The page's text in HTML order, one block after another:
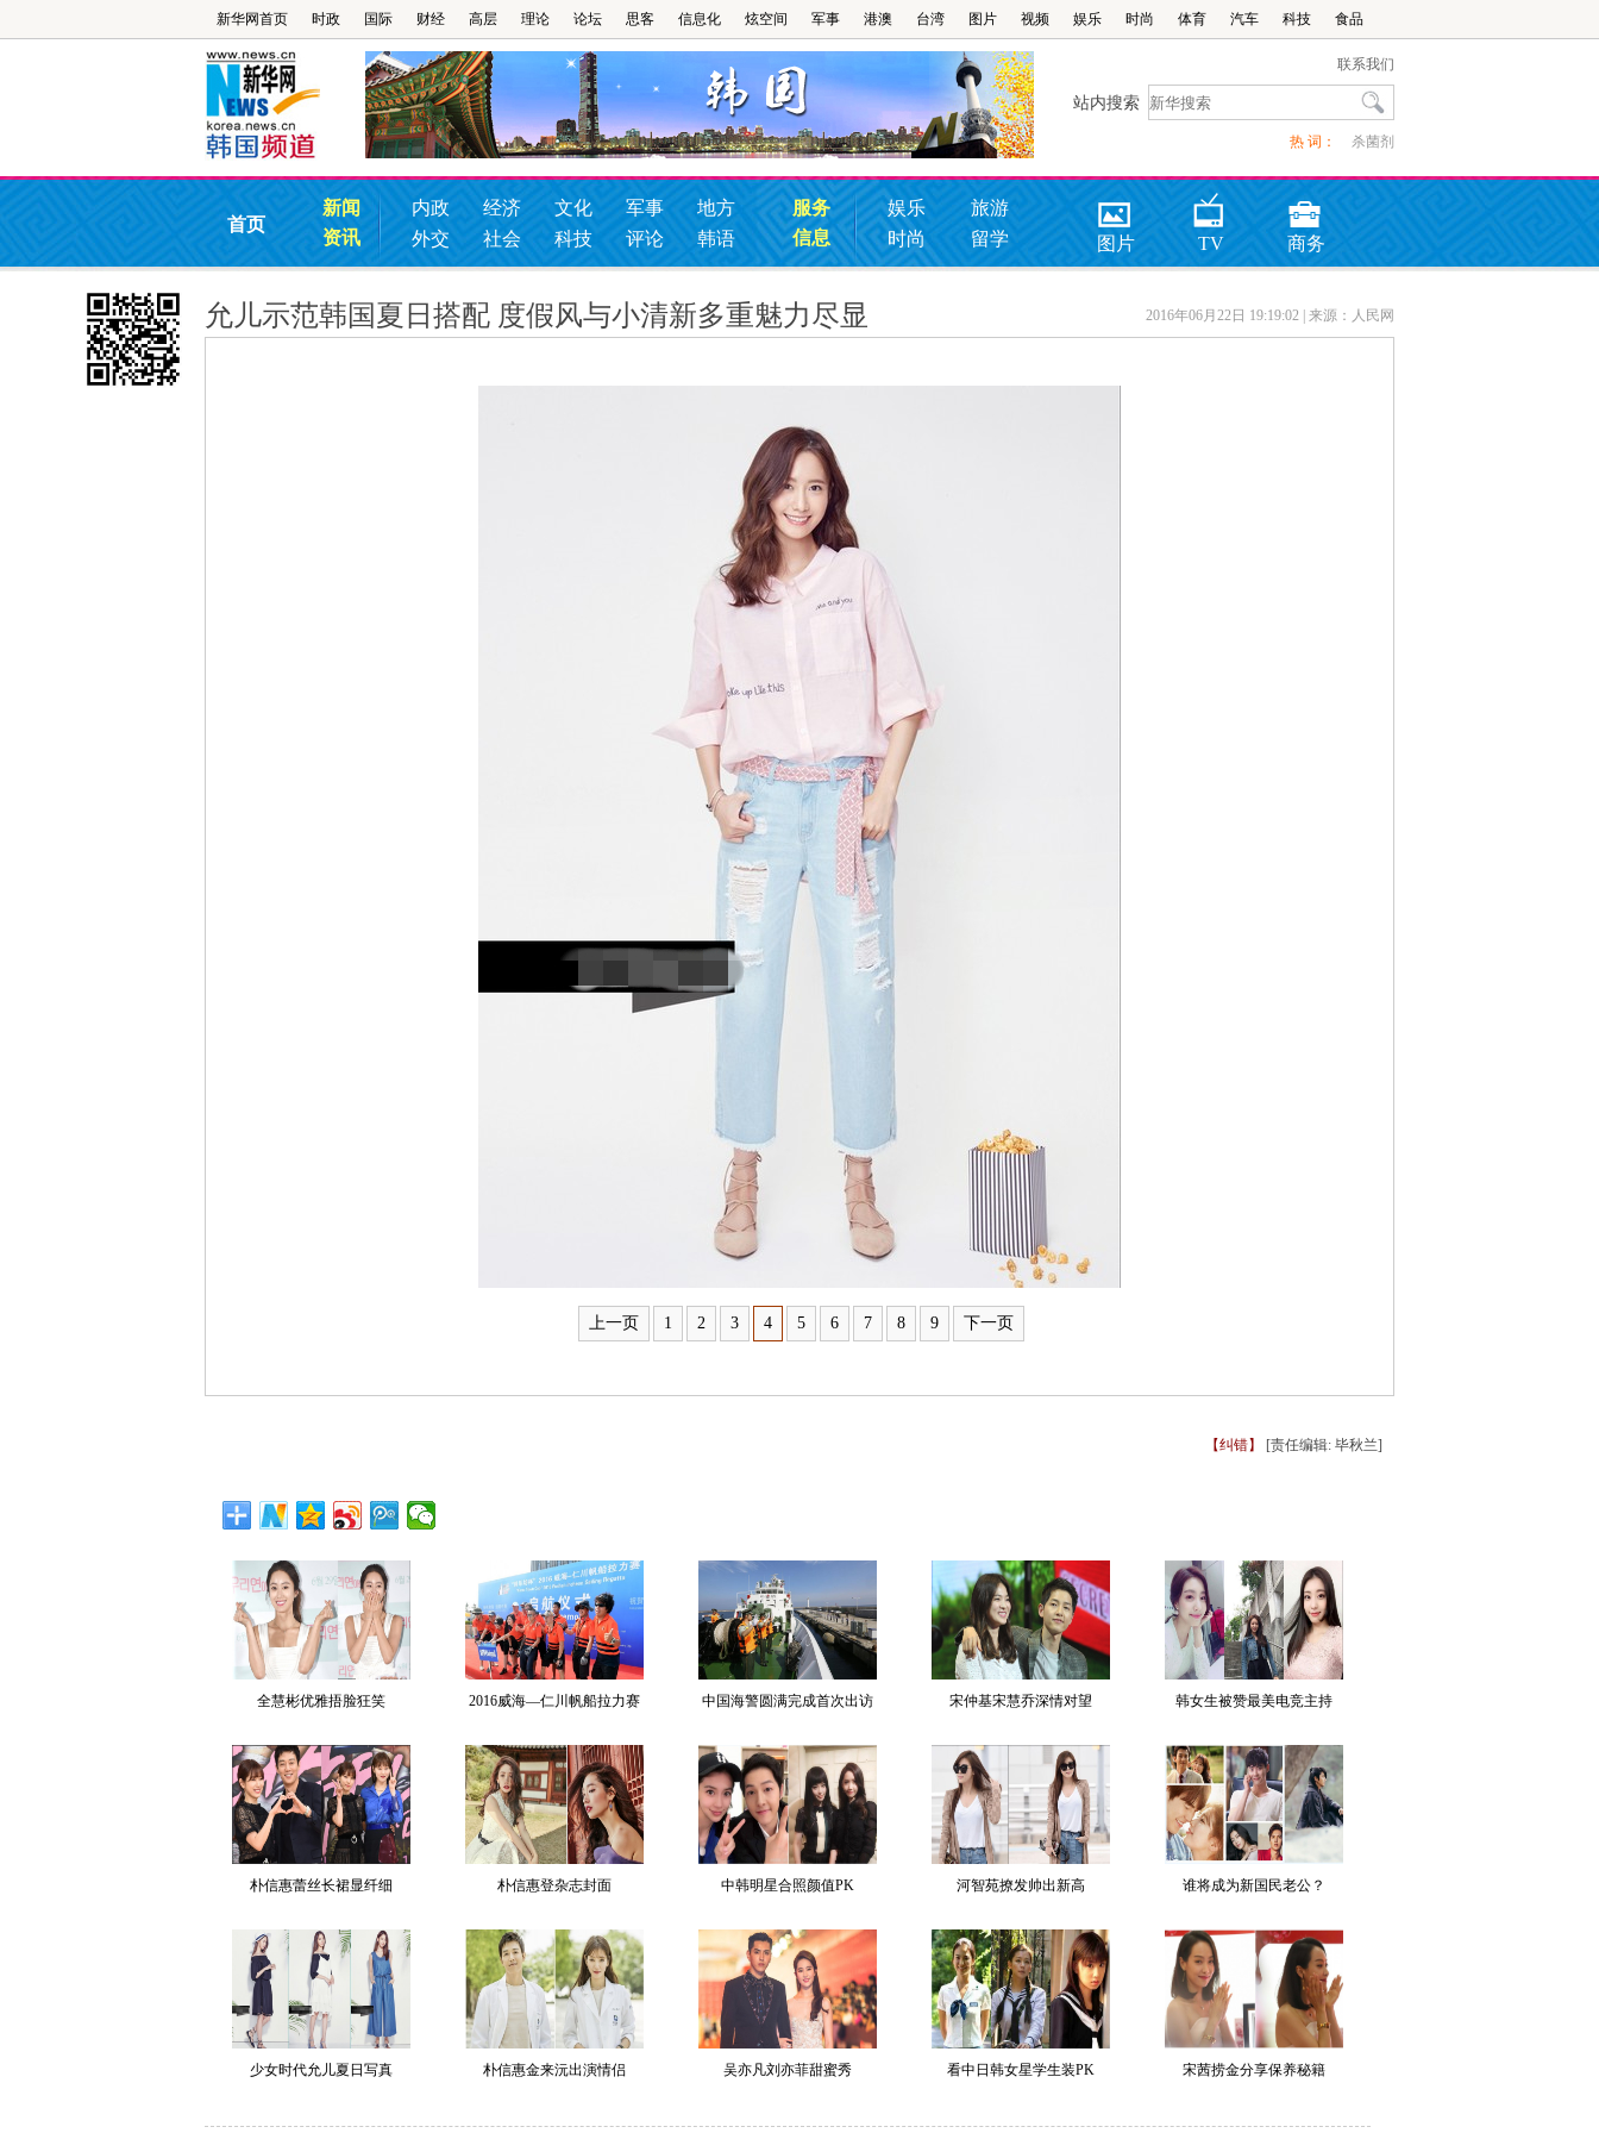
新华网首页 时政 国际 财经 高层 理论 论坛 思客 信息化 炫空间 军事 港澳 台湾 图片 视频 娱乐 时尚 体育 汽车 科技 食品
联系我们
站内搜索
热 词： 杀菌剂
首页
新闻
资讯
内政 经济 文化 军事
地方
外交
社会 科技 评论 韩语
服务
信息
娱乐
旅游
时尚
留学 图片 TV 商务
允儿示范韩国夏日搭配 度假风与小清新多重魅力尽显 2016年06月22日 19:19:02 | 来源：人民网
上一页 1 2 3 4 5 6 7 8 9 下一页
【纠错】 [责任编辑: 毕秋兰]
全慧彬优雅捂脸狂笑 2016威海—仁川帆船拉力赛 中国海警圆满完成首次出访 宋仲基宋慧乔深情对望 韩女生被赞最美电竞主持
朴信惠蕾丝长裙显纤细 朴信惠登杂志封面 中韩明星合照颜值PK 河智苑撩发帅出新高 谁将成为新国民老公？
少女时代允儿夏日写真 朴信惠金来沅出演情侣 吴亦凡刘亦菲甜蜜秀 看中日韩女星学生装PK 宋茜捞金分享保养秘籍